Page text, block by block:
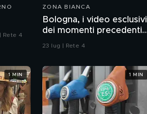
Rete 4
ZONA BIANCA
Bologna, i video esclusivi
dei momenti precedenti
alla morte di Fakir
23 lug | Rete 4
1 MIN 1 MIN